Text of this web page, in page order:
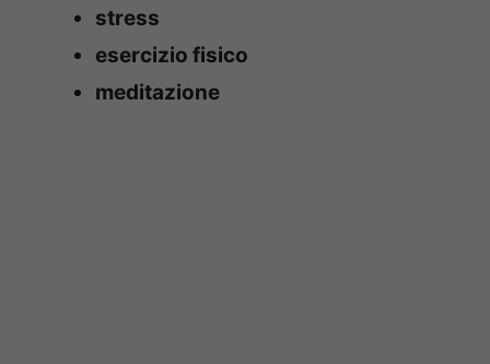
stress
esercizio fisico
meditazione